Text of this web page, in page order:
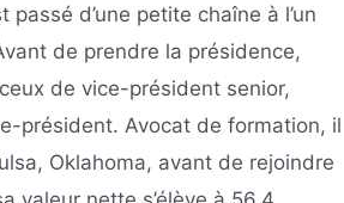
d’une petite chaîne à l’un
de prendre la présidence,
de vice-président senior,
président. Avocat de formation, il
Oklahoma, avant de rejoindre